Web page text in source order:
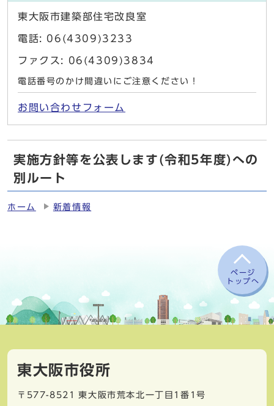
東大阪市建築部住宅改良室
電話: 06(4309)3233
ファクス: 06(4309)3834
電話番号のかけ間違いにご注意ください！
お問い合わせフォーム
実施方針等を公表します(令和5年度)への
別ルート
ホーム 新着情報
ページ
トップへ
東大阪市役所
〒577-8521 東大阪市荒本北一丁目1番1号